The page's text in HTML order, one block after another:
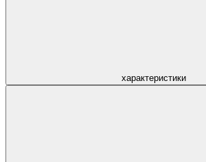
характеристики